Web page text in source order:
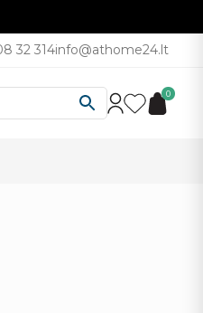
32 314info@athome24.lt
0